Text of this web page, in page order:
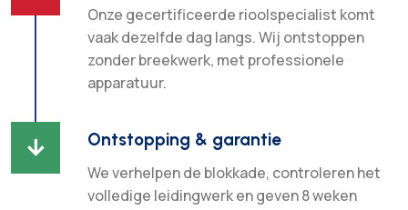
Onze gecertificeerde rioolspecialist komt
vaak dezelfde dag langs. Wij ontstoppen
zonder breekwerk, met professionele
apparatuur.
 Ontstopping & garantie
We verhelpen de blokkade, controleren het
volledige leidingwerk en geven 8 weken